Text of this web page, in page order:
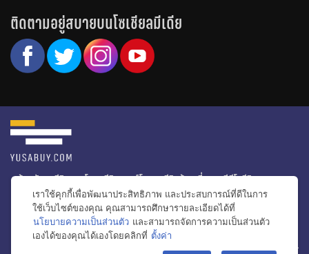
ติดตามอยู่สบายบนโซเชียลมีเดีย
หน้าหลัก รีวิวคอนโด รีวิวทาวน์โฮม รีวิวบ้านเดี่ยว
วีดีโอรีวิว
ไอเดียแต่งบ้าน
ข่าวอสังหาริมทรัพย์
โปรโมชั่นบ้านและคอนโด
โครงการน่าสนใจ
© สงวนลิขสิทธิ์ 2556-2564
เราใช้คุกกี้เพื่อพัฒนาประสิทธิภาพ และประสบการณ์ที่ดีในการ
ใช้เว็บไซต์ของคุณ คุณสามารถศึกษารายละเอียดได้ที่
นโยบายความเป็นส่วนตัว และสามารถจัดการความเป็นส่วนตัว
เองได้ของคุณได้เองโดยคลิกที่ ตั้งค่า